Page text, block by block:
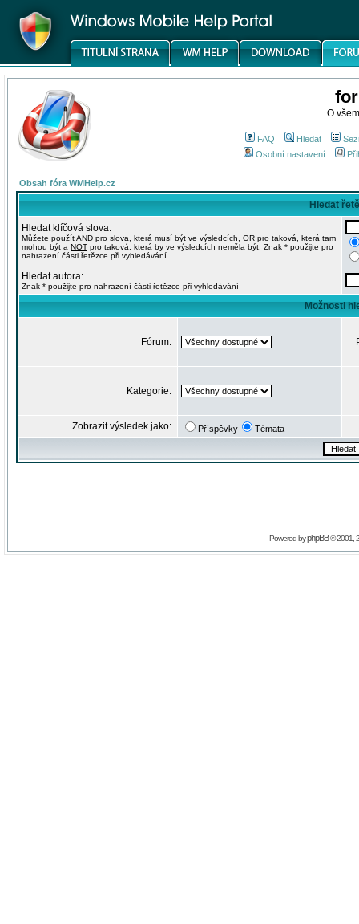
O
FAQ Hledat
Osobní nastavení
Obsah fóra WMHelp.cz
Hledat
Hledat klíčová slova:
Můžete použítAND pro slova, která musí být ve výsledcích, OR pro taková, která tam
mohou být a NOT pro taková, která by ve výsledcích neměla být. Znak * použijte pro
nahrazení části řetězce při vyhledávání.
Hledat autora:
Znak * použijte pro nahrazení části řetězce při vyhledávání
Možnosti
Fórum:
Kategorie:
Zobrazit výsledek jako: Příspěvky Témata
Powered byphpBB© 2001,